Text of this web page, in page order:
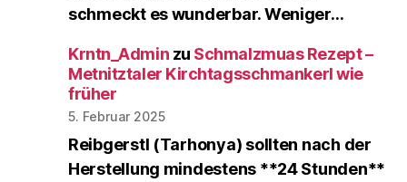
schmeckt es wunderbar. Weniger…
Krntn_Admin zu Schmalzmuas Rezept –
Metnitztaler Kirchtagsschmankerl wie
früher
5. Februar 2025
Reibgerstl (Tarhonya) sollten nach der
Herstellung mindestens **24 Stunden**